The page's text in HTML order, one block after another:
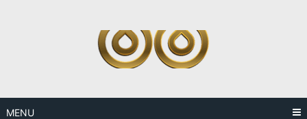
MENU